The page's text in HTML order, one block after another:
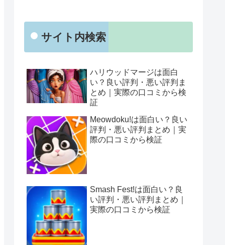
サイト内検索
ハリウッドマージは面白
い？良い評判・悪い評判ま
とめ｜実際の口コミから検
証
Meowdoku!は面白い？良い
評判・悪い評判まとめ｜実
際の口コミから検証
Smash Fest!は面白い？良
い評判・悪い評判まとめ｜
実際の口コミから検証